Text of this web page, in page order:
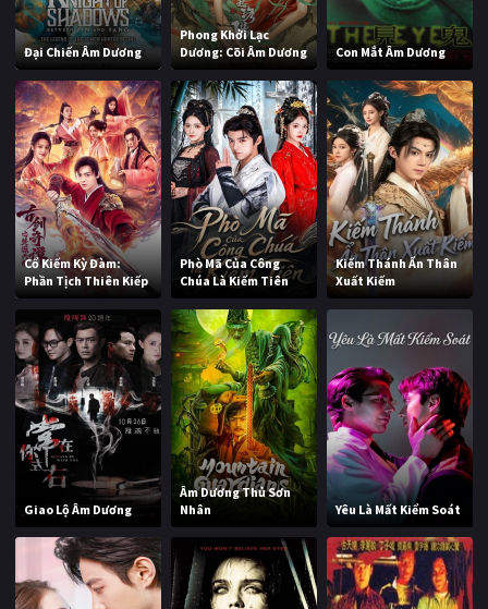
Đại Chiến Âm Dương
Phong Khởi Lạc
Dương: Cõi Âm Dương
Con Mắt Âm Dương
Cổ Kiếm Kỳ Đàm:
Phần Tịch Thiên Kiếp
Phò Mã Của Công
Chúa Là Kiếm Tiên
Kiếm Thánh Ẩn Thân
Xuất Kiếm
Giao Lộ Âm Dương
Âm Dương Thủ Sơn
Nhân
Yêu Là Mất Kiểm Soát